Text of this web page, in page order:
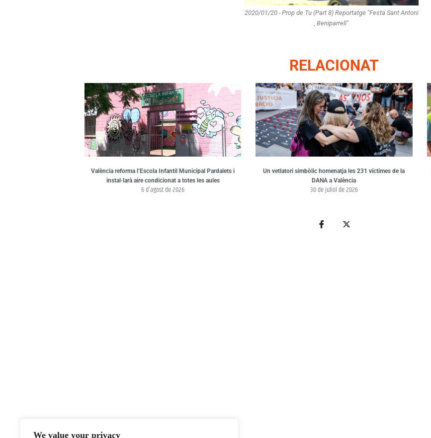
We value your privacy
2020/01/20 - Prop de Tu (Part 8) Reportatge "Festa Sant Antoni
, Beniparrell"
RELACIONAT
València reforma l’Escola Infantil Municipal Pardalets i
instal·larà aire condicionat a totes les aules
6 d'agost de 2026
Un vetlatori simbòlic homenatja les 231 víctimes de la
DANA a València
30 de juliol de 2026